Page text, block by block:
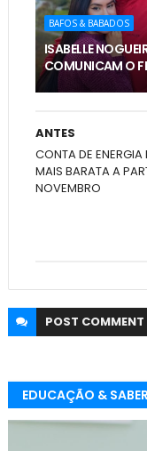
BAFOS & BABADOS
ISABELLE
COMUNICAM O
ANTES
CONTA DE ENERGIA
MAIS BARATA A
NOVEMBRO
POST COMMENT
EDUCAÇÃO & SABER